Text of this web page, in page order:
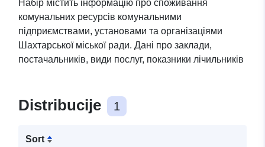
зазначенням частки
відновлюваних джерел
енергії) комунальними
підприємствами,
установами та
організаціями
Набір містить інформацію про споживання
комунальних ресурсів комунальними
підприємствами, установами та організаціями
Шахтарської міської ради. Дані про заклади,
постачальників, види послуг, показники лічильників
Distribucije 1
Sort